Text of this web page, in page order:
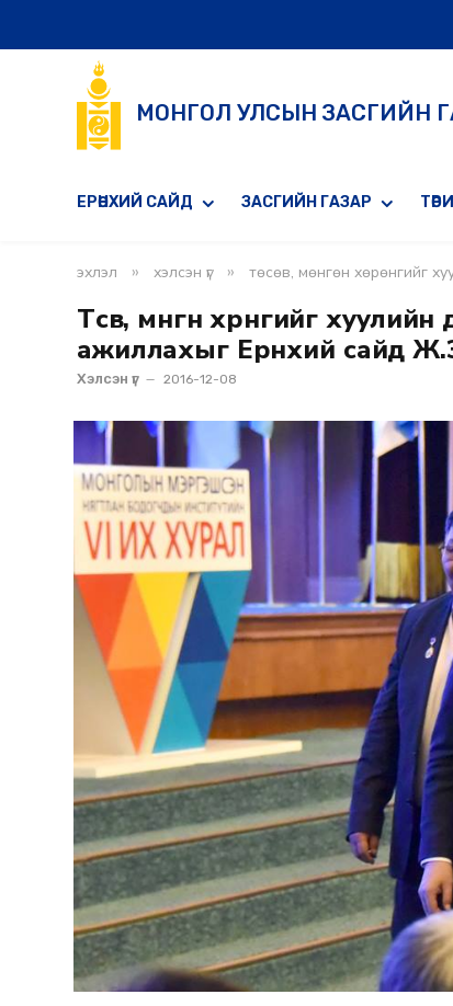
МОНГОЛ УЛСЫН ЗАСГИЙН
ЕРӨНХИЙ САЙД ЗАСГИЙН ГАЗАР
эхлэл » хэлсэн үг » төсөв, мөнгөн хөрөнгийг
Төсөв, мөнгөн хөрөнгийг
ажиллахыг Ерөнхий сайд
Хэлсэн үг 2016-12-08